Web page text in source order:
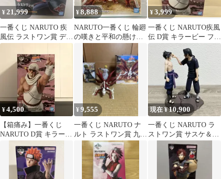
¥21,999
一番くじ NARUTO 疾
風伝 ラストワン賞 デイ
ダラ MASTERLISE
¥8,888
NARUTO一番くじ 輪廻
の嘆きと平和の懸け橋
ラストワン賞 フィギュ
¥3,999
一番くじ NARUTO疾風
伝 D賞 キラービー フィ
ギュア
¥4,500
【箱痛み】一番くじ
NARUTO D賞 キラービ
¥9,555
一番くじ NARUTO ナ
ルト ラストワン賞 九喇
嘛 フィギュアミナトフ
ィギュア
現在 ¥ 10,900
一番くじ NARUTO ラ
ストワン賞 サスケ＆イ
タチ フィギュア